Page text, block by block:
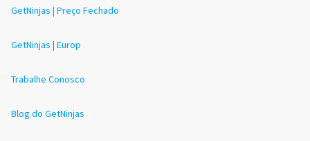
GetNinjas | Preço Fechado
GetNinjas | Europ
Trabalhe Conosco
Blog do GetNinjas